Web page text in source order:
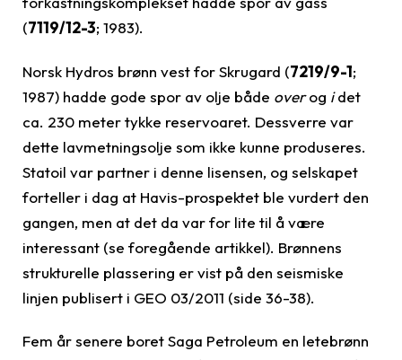
(7119/12-3; 1983).
Norsk Hydros brønn vest for Skrugard (7219/9-1;
1987) hadde gode spor av olje både overog idet
ca. 230 meter tykke reservoaret. Dessverre var
dette lavmetningsolje som ikke kunne produseres.
Statoil var partner i denne lisensen, og selskapet
forteller i dag at Havis-prospektet ble vurdert den
gangen, men at det da var for lite til å være
interessant (se foregående artikkel). Brønnens
strukturelle plassering er vist på den seismiske
linjen publisert i GEO 03/2011 (side 36-38).
Fem år senere boret Saga Petroleum en letebrønn